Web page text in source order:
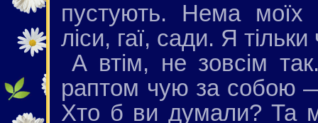
пустують. Нема
ліси, гаї, сади. Я тільки
А втім, не зовсім
раптом чую за собою
Хто б ви думали? Та